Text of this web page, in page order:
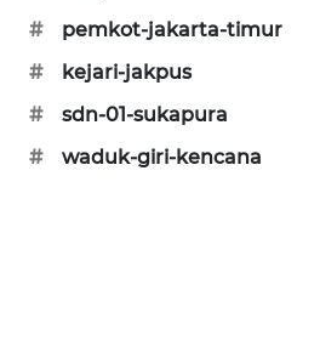
#
pemkot-jakarta-timur
#
kejari-jakpus
#
sdn-01-sukapura
#
waduk-giri-kencana